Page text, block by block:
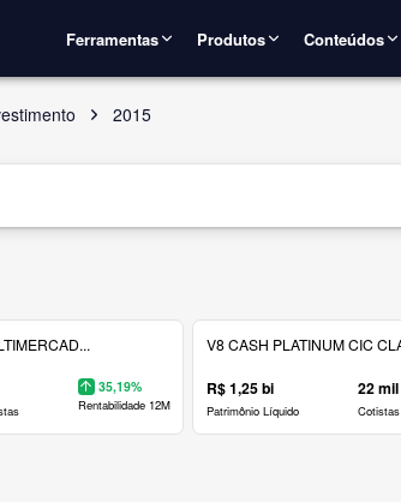
Ferramentas Produtos Conteúdos
2015
35,19%
Rentabilidade 12M
V8 CASH PLATINUM CIC
R$ 1,25 bi
Patrimônio Líquido
22 mil
Cotistas